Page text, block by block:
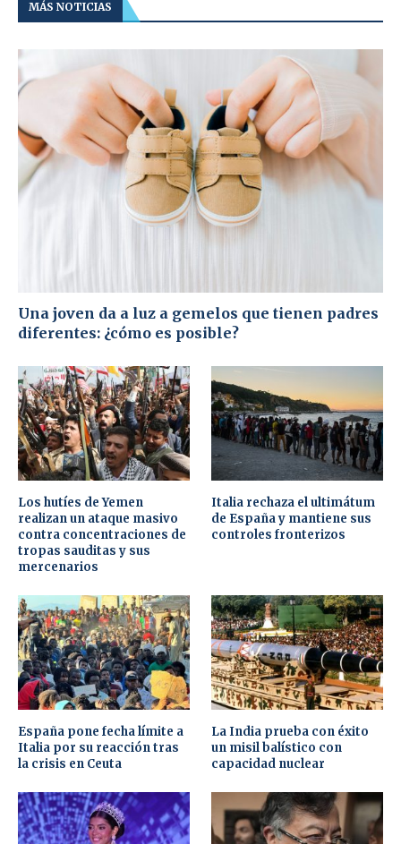
MÁS NOTICIAS
Una joven da a luz a gemelos que tienen padres
diferentes: ¿cómo es posible?
Los hutíes de Yemen
realizan un ataque masivo
contra concentraciones de
tropas sauditas y sus
mercenarios
Italia rechaza el ultimátum
de España y mantiene sus
controles fronterizos
España pone fecha límite a
Italia por su reacción tras
la crisis en Ceuta
La India prueba con éxito
un misil balístico con
capacidad nuclear